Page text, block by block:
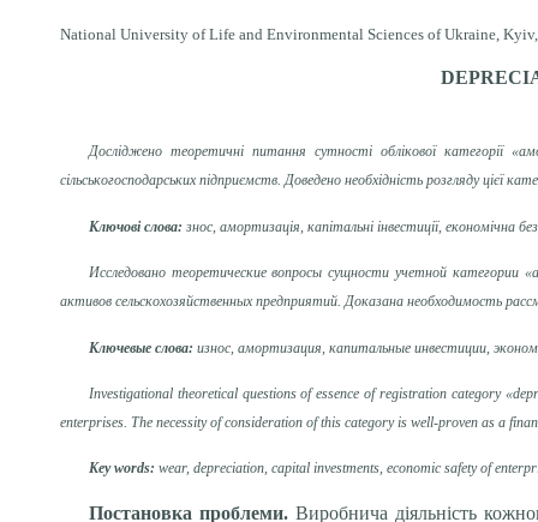
National University of Life and Environmental Sciences of Ukraine,
Досліджено теоретичні питання сутності облікової категорії
сільськогосподарських підприємств. Доведено необхідність розгляду цієї
Ключові слова: знос, амортизація, капітальні інвестиції, економічна
Исследовано теоретические вопросы сущности учетной категории
активов сельскохозяйственных предприятий. Доказана необходимость
Ключевые слова: износ, амортизация, капитальные инвестиции,
Investigational theoretical questions of essence of registration category
enterprises. The necessity of consideration of this category is well-proven as a
Key words: wear, depreciation, capital investments, economic safety of
Постановка проблеми. Виробнича діяльність